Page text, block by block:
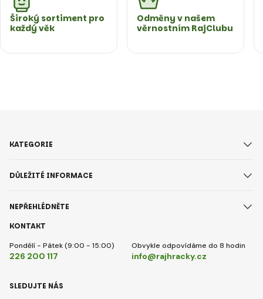
Široký sortiment pro
každý věk
Odměny v našem
věrnostním RajClubu
KONTAKT
Pondělí - Pátek (9:00 - 15:00)
226 200 117
Obvykle odpovídáme do 8 hodin
info@rajhracky.cz
KATEGORIE
DŮLEŽITÉ INFORMACE
NEPŘEHLÉDNĚTE
SLEDUJTE NÁS